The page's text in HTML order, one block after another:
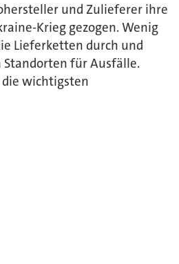
und Zulieferer ihre
Krieg gezogen. Wenig
Lieferketten durch und
für Ausfälle.
wichtigsten